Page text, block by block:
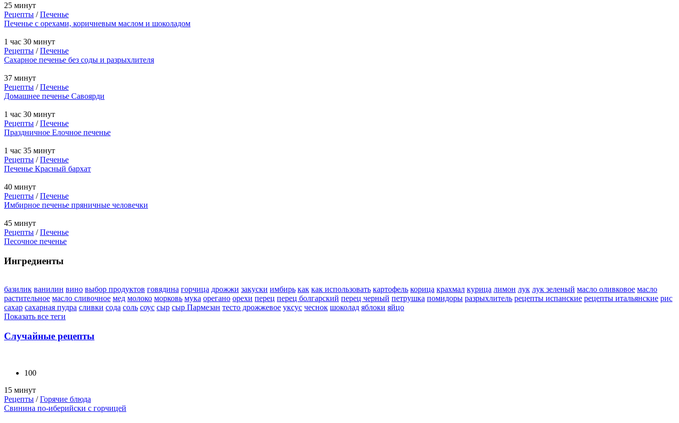
25 минут
Рецепты /Печенье
Печенье с орехами, коричневым маслом и шоколадом
1 час 30 минут
Рецепты /Печенье
Сахарное печенье без соды и разрыхлителя
37 минут
Рецепты /Печенье
Домашнее печенье Савоярди
1 час 30 минут
Рецепты /Печенье
Праздничное Елочное печенье
1 час 35 минут
Рецепты /Печенье
Печенье Красный бархат
40 минут
Рецепты /Печенье
Имбирное печенье пряничные человечки
45 минут
Рецепты /Печенье
Песочное печенье
Ингредиенты
базилик ванилин вино выбор продуктов говядина горчица дрожжи закуски имбирь как как использовать картофель корица крахмал курица лимон лук лук зеленый масло оливковое масло
растительное масло сливочное мед молоко морковь мука орегано орехи перец перец болгарский перец черный петрушка помидоры разрыхлитель рецепты испанские рецепты итальянские рис
сахар сахарная пудра сливки сода соль соус сыр сыр Пармезан тесто дрожжевое уксус чеснок шоколад яблоки яйцо
Показать все теги
Случайные рецепты
100
15 минут
Рецепты /Горячие блюда
Свинина по-иберийски с горчицей